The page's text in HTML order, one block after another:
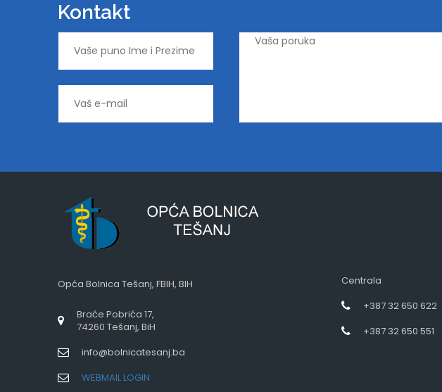
Kontakt
Opća Bolnica Tešanj, FBIH, BIH
Braće Pobrića 17,
74260 Tešanj, BiH
info@bolnicatesanj.ba
WEBMAIL LOGIN
Centrala
+387 32 650 622
+387 32 650 551